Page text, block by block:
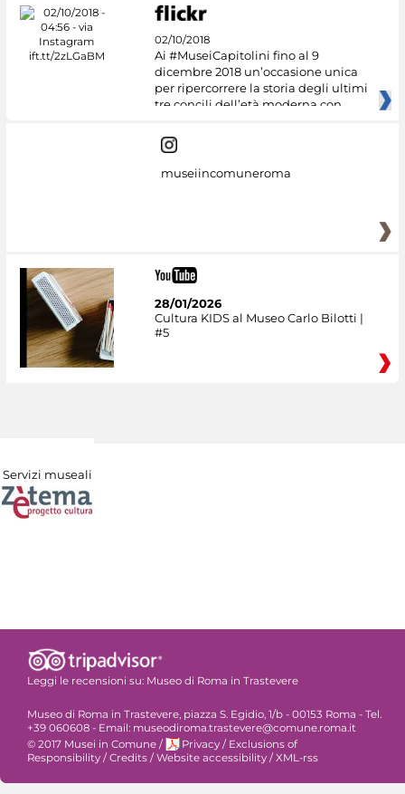
02/10/2018
Ai #MuseiCapitolini fino al 9
dicembre 2018 un’occasione unica
per ripercorrere la storia degli ultimi
tre concili dell’età moderna con
museiincomuneroma
28/01/2026
Cultura KIDS al Museo Carlo Bilotti |
#5
Servizi museali
Leggi le recensioni su: Museo di Roma in Trastevere
Museo di Roma in Trastevere, piazza S. Egidio, 1/b - 00153 Roma - Tel.
+39 060608 - Email: museodiroma.trastevere@comune.roma.it
© 2017 Musei in Comune / Privacy / Exclusions of
Responsibility /Credits /Website accessibility /XML-rss